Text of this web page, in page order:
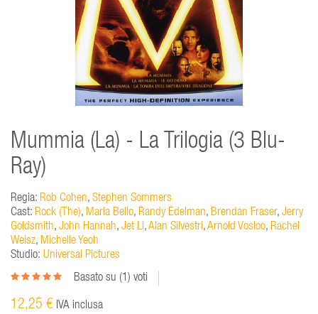
Mummia (La) - La Trilogia (3 Blu-
Ray)
Regia: Rob Cohen, Stephen Sommers
Cast: Rock (The), Maria Bello, Randy Edelman, Brendan Fraser, Jerry
Goldsmith, John Hannah, Jet Li,Alan Silvestri,Arnold Vosloo, Rachel
Weisz, Michelle Yeoh
Studio: Universal Pictures
Basato su (1) voti
12,25 € IVA inclusa